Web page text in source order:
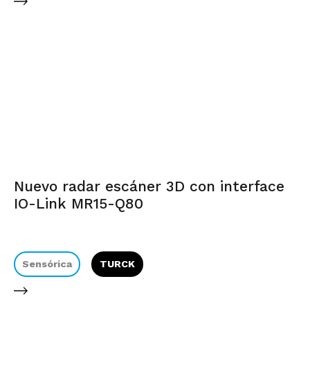
Nuevo radar escáner 3D con interface
IO-Link MR15-Q80
Sensórica TURCK